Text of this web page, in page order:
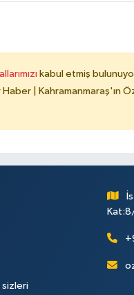
kabul etmiş
Haber | Kahramanmaraş'ın
sizleri